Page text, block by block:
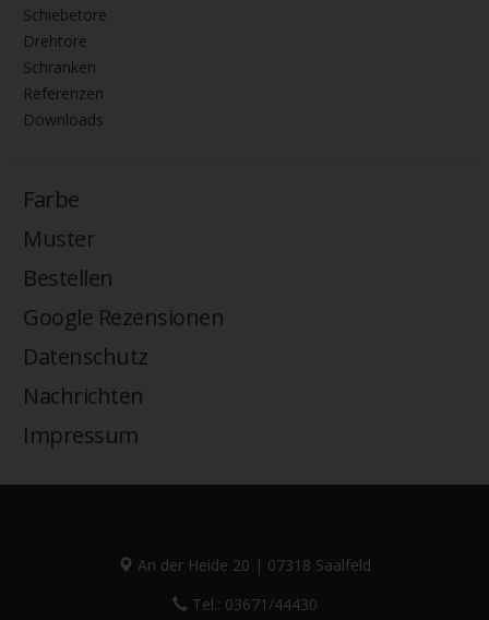
Schiebetore
Drehtore
Schranken
Referenzen
Downloads
Farbe
Muster
Bestellen
Google Rezensionen
Datenschutz
Nachrichten
Impressum
An der Heide 20 | 07318 Saalfeld
Tel.: 03671/44430